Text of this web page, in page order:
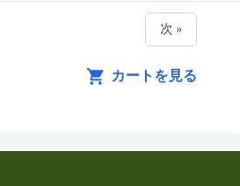
次 »
カートを見る